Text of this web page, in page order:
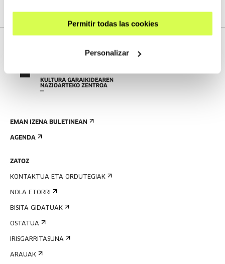
Permitir todas las cookies
Personalizar
EMAN IZENA BULETINEAN
AGENDA
ZATOZ
KONTAKTUA ETA ORDUTEGIAK
NOLA ETORRI
BISITA GIDATUAK
OSTATUA
IRISGARRITASUNA
ARAUAK